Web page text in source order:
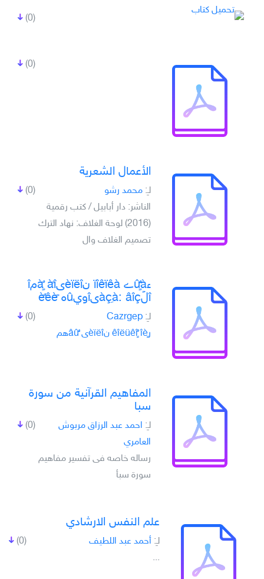
(0)
(0)
الأعمال الشعرية
(0) لـِ: محمد رشو
الناشر: دار أبابيل / كتب رقمية
(2016) لوحة الغلاف: نهاد الترك
تصميم الغلاف وال
ءûًٌٍàے ïîêَïêà نèïëîىà ٌٍàًîمî
îلًàçِà: âîçىîويûه ًèٌêè
(0) لـِ: Cazrgep
رêîëüêî ٌٍîèٍ نèïëîى âûٌّهم
المفاهيم القرآنية من سورة
سبا
(0) لـِ: احمد عبد الرزاق مربوش
العامري
رساله خاصه فى تفسير مفاهيم
سورة سبأ
علم النفس الارشادي
(0) لـِ: أحمد عبد اللطيف
...